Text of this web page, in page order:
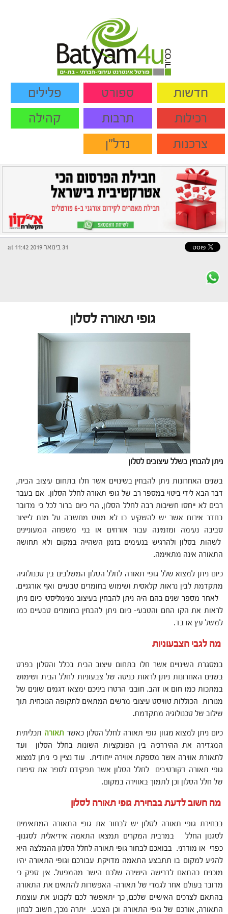
חדשות ספורט
פלילים
רכילות
תרבות
קהילה
צרכנות
נדל"ן
31 בינואר 2019 at 11:42
גופי תאורה לסלון
ניתן להבחין בשלל עיצובים לסלון
בשנים האחרונות ניתן להבחין בשינויים אשר חלו בתחום עיצוב הבית,
דבר הבא לידי ביטוי במספר רב של גופי תאורה לחלל הסלון. אם בעבר
רבים לא ייחסו חשיבות רבה לחלל הסלון, הרי כיום ברור לכל כי מדובר
בחדר אירוח אשר יש להשקיע בו לא מעט מחשבה על מנת לייצור
סביבה נעימה ומזמינה עבור אורחים או בני משפחה המעוניינים
לשהות בסלון ולהרגיש בנעימים בזמן השהייה במקום ולא תחושה
התאורה אינה מתאימה.
כיום ניתן למצוא שלל גופי תאורה לחלל הסלון המשלבים בין טכנולוגיה
מתקדמת לבין נראות קלאסית ושימוש בחומרים טבעיים ואף אורגניים.
לאחר מספר שנים בהם היה ניתן להבחין בעיצוב מנימליסטי כיום ניתן
לראות את הקו החם והטבעי- כיום ניתן להבחין בחומרים טבעיים כמו
למשל עץ או בד.
מה לגבי הצבעוניות
במסגרת השינויים אשר חלו בתחום עיצוב הבית בכלל והסלון בפרט
בשנים האחרונות ניתן לראות כניסה של צבעוניות לחלל הבית ושימוש
במתכות כמו חום או זהב. חובבי הרטרו ביניכם ימצאו דגמים שונים של
מנורות הכוללות טוויסט עיצובי מרשים המתאים לתקופה הנוכחית תוך
שילוב של טכנולוגיה מתקדמת.
כיום ניתן למצוא מגוון גופי תאורה לחלל הסלון כאשר תאורה תכליתית
המגדירה את ההיררכיה בין הפונקציות השונות בחלל הסלון ועד
לתאורת אווירה אשר מספקת אווירה ייחודית. עוד נציין כי ניתן למצוא
גופי תאורה דקורטיבים לחלל הסלון אשר תפקידם לספר את סיפורו
של חלל הסלון וכן לתמוך באווירה במקום.
מה חשוב לדעת בבחירת גופי תאורה לסלון
בבחירת גופי תאורה לסלון יש לבחור את גופי התאורה המתאימים
לסגנון החלל במרבית המקרים תמצאו התאמה אידיאלית לסגנון-
כפרי או מודרני. בבואכם לבחור גופי תאורה לחלל הסלון ההמלצה היא
להגיע למקום בו תתבצע התאמה מדויקת עבורכם וגופי התאורה יהיו
מוכנים בהתאם לדרישה הישירה שלכם הישר מהמפעל. אין ספק כי
מדובר בעולם אחר לגמרי של תאורה- האפשרות להתאים את התאורה
בהתאם לצרכים האישיים שלכם, כך יתאפשר לכם לקבוע את עוצמת
התאורה, אורכם של גופי התאורה וכן הצבע. יתרה מכך, חשוב לבחון